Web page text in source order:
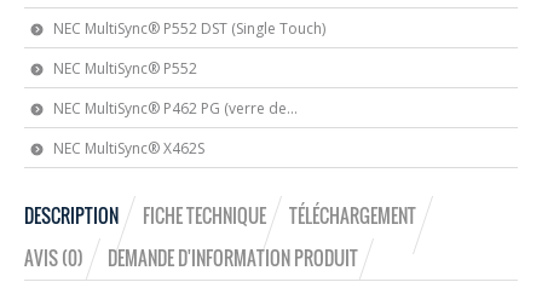
NEC MultiSync® P552 DST (Single Touch)
NEC MultiSync® P552
NEC MultiSync® P462 PG (verre de...
NEC MultiSync® X462S
DESCRIPTION FICHE TECHNIQUE
TÉLÉCHARGEMENT
AVIS (0)
DEMANDE D'INFORMATION PRODUIT